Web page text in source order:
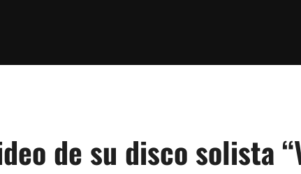
de su disco solista